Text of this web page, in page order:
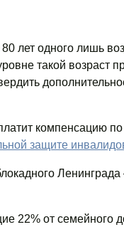
лет одного лишь
такой возраст
компенсацию
защите
22% от семейного